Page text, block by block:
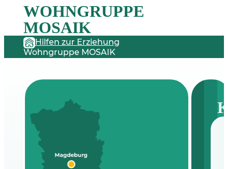
WOHNGRUPPE
MOSAIK
Hilfen zur Erziehung
Wohngruppe MOSAIK